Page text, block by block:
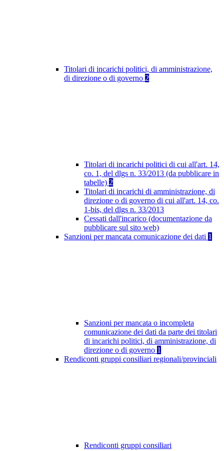
Titolari di incarichi politici, di amministrazione,
di direzione o di governo 2
Titolari di incarichi politici di cui all'art. 14,
co. 1, del dlgs n. 33/2013 (da pubblicare in
tabelle) 2
Titolari di incarichi di amministrazione, di
direzione o di governo di cui all'art. 14, co.
1-bis, del dlgs n. 33/2013
Cessati dall'incarico (documentazione da
pubblicare sul sito web)
Sanzioni per mancata comunicazione dei dati 1
Sanzioni per mancata o incompleta
comunicazione dei dati da parte dei titolari
di incarichi politici, di amministrazione, di
direzione o di governo 1
Rendiconti gruppi consiliari regionali/provinciali
Rendiconti gruppi consiliari